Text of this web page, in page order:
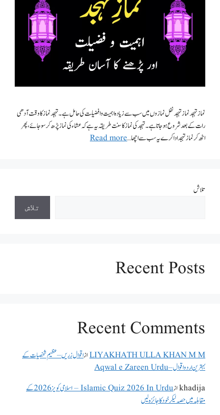
نماز تہجد نماز تہجد نفل نمازوں میں سب سے زیادہ اہمیت و افضلیت کی حامل ہے۔ تہجد نماز کا وقت آدھی
رات کے بعد شروع ہو جاتا ہے۔ تہجد کی نماز کا سنت طریقہ یہ ہے کہ عشاء کی نماز پڑھ کر سو جائے، پھر
اٹھ کر نماز تہجد ادا کرے یہ سب سے اچھا …Read more
تلاش
تلاش
Recent Posts
Recent Comments
LIYAKHATH ULLA KHAN M Mازاقوال زریں – عظیم شخصیات کے
بہترین اردو اقوال – Aqwal e Zareen Urdu
khadijaاز
Islamic Quiz 2026 In Urdu – اسلامی کویز 2026 کے
مقابلہ میں حصہ لیکر خود کا جائزہ لیں